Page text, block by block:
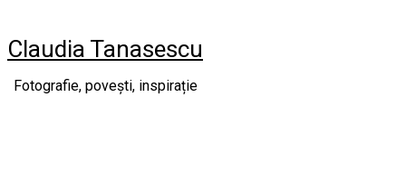
content
Claudia Tanasescu
Fotografie, povești, inspirație